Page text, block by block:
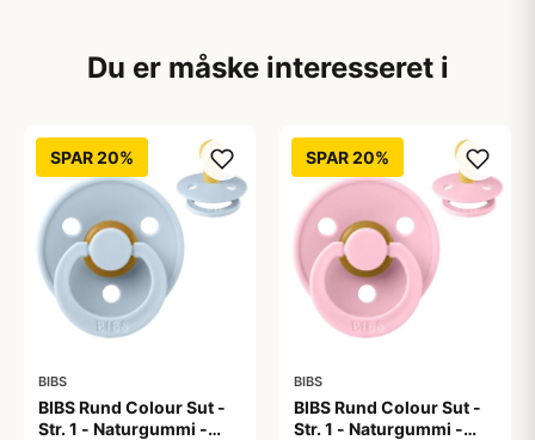
Du er måske interesseret i
SPAR 20%
BIBS
BIBS Rund Colour Sut -
Str. 1 - Naturgummi -
SPAR 20%
BIBS
BIBS Rund Colour Sut -
Str. 1 - Naturgummi -